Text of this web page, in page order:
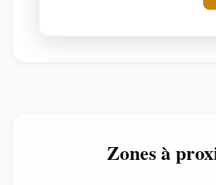
Zones à